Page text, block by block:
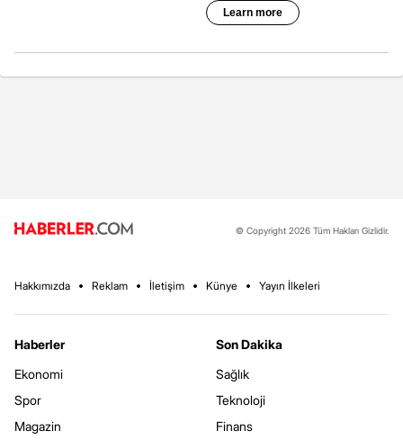
© Copyright 2026 Tüm Hakları Gizlidir.
Hakkımızda Reklam İletişim Künye Yayın İlkeleri
Haberler
Ekonomi
Spor
Magazin
Son Dakika
Sağlık
Teknoloji
Finans